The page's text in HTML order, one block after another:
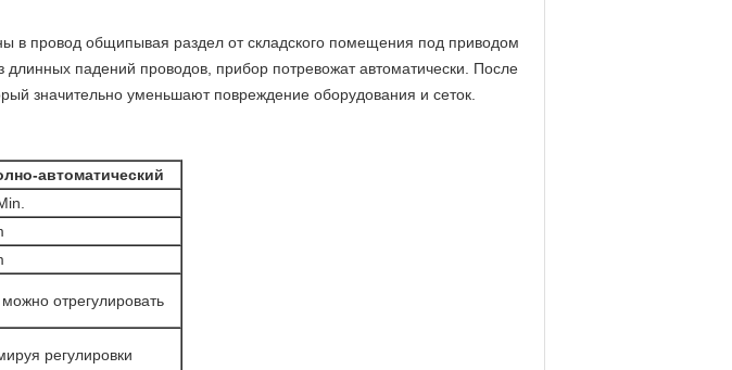
в провод общипывая раздел от складского помещения под приводом
падений проводов, прибор потревожат автоматически. После
значительно уменьшают повреждение оборудования и сеток.
автоматический
отрегулировать
регулировки